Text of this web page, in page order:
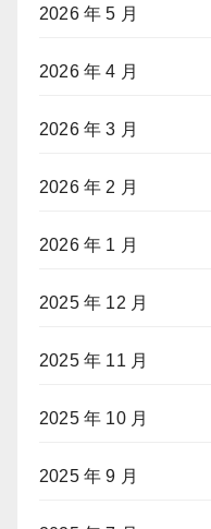
2026 年 5 月
2026 年 4 月
2026 年 3 月
2026 年 2 月
2026 年 1 月
2025 年 12 月
2025 年 11 月
2025 年 10 月
2025 年 9 月